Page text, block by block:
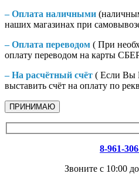
– Оплата наличными
наших магазинах при
– Оплата переводом ( При
оплату переводом на карты
– На расчётный счёт ( Если
выставить счёт на оплату по
ПРИНИМАЮ
8-961-
Звоните с 10:00